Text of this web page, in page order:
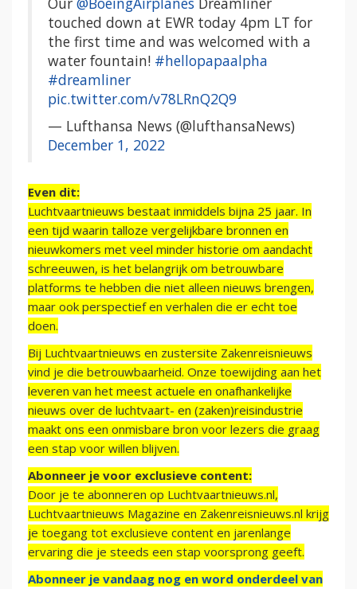
touched down at EWR today 4pm LT for
the first time and was welcomed with a
water fountain! #hellopapaalpha
#dreamliner
pic.twitter.com/v78LRnQ2Q9
— Lufthansa News (@lufthansaNews)
December 1, 2022
Even dit:
Luchtvaartnieuws bestaat inmiddels bijna 25 jaar. In
een tijd waarin talloze vergelijkbare bronnen en
nieuwkomers met veel minder historie om aandacht
schreeuwen, is het belangrijk om betrouwbare
platforms te hebben die niet alleen nieuws brengen,
maar ook perspectief en verhalen die er echt toe
doen.
Bij Luchtvaartnieuws en zustersite Zakenreisnieuws
vind je die betrouwbaarheid. Onze toewijding aan het
leveren van het meest actuele en onafhankelijke
nieuws over de luchtvaart- en (zaken)reisindustrie
maakt ons een onmisbare bron voor lezers die graag
een stap voor willen blijven.
Abonneer je voor exclusieve content:
Door je te abonneren op Luchtvaartnieuws.nl,
Luchtvaartnieuws Magazine en Zakenreisnieuws.nl krijg
je toegang tot exclusieve content en jarenlange
ervaring die je steeds een stap voorsprong geeft.
Abonneer je vandaag nog en word onderdeel van